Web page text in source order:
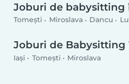
Joburi de babysitting
Tomeşti Miroslava Dancu
Joburi de Babysitting
Iași Tomeşti Miroslava